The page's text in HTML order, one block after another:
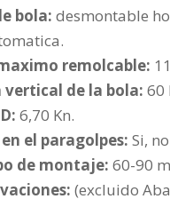
bola: desmontable
remolcable:
vertical de la bola: 60
6,70 Kn.
el paragolpes: Si,
de montaje: 60-90
(excluido